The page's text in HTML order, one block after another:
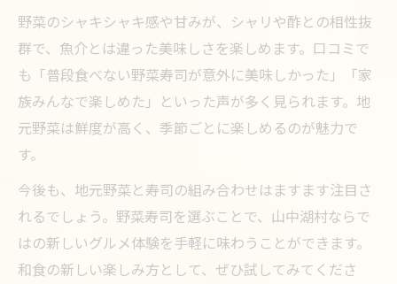
野菜のシャキシャキ感や甘みが、シャリや酢との相性抜
群で、魚介とは違った美味しさを楽しめます。口コミで
も「普段食べない野菜寿司が意外に美味しかった」「家
族みんなで楽しめた」といった声が多く見られます。地
元野菜は鮮度が高く、季節ごとに楽しめるのが魅力で
す。
今後も、地元野菜と寿司の組み合わせはますます注目さ
れるでしょう。野菜寿司を選ぶことで、山中湖村ならで
はの新しいグルメ体験を手軽に味わうことができます。
和食の新しい楽しみ方として、ぜひ試してみてくださ